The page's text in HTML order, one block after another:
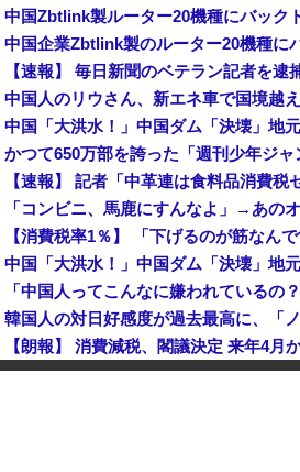
【速報】 毎日新聞のベテラン記者を逮
【朗報】 消費減税、閣議決定 来年4月